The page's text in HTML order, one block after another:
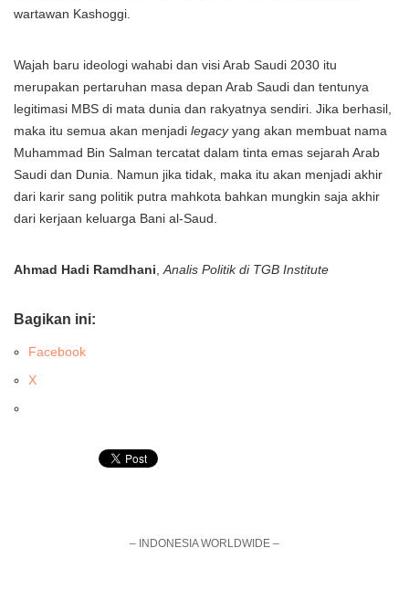
wartawan Kashoggi.
Wajah baru ideologi wahabi dan visi Arab Saudi 2030 itu
merupakan pertaruhan masa depan Arab Saudi dan tentunya
legitimasi MBS di mata dunia dan rakyatnya sendiri. Jika berhasil,
maka itu semua akan menjadi legacyyang akan membuat nama
Muhammad Bin Salman tercatat dalam tinta emas sejarah Arab
Saudi dan Dunia. Namun jika tidak, maka itu akan menjadi akhir
dari karir sang politik putra mahkota bahkan mungkin saja akhir
dari kerjaan keluarga Bani al-Saud.
Ahmad Hadi Ramdhani Analis Politik di TGB Institute
Bagikan ini:
Facebook
X
– INDONESIA WORLDWIDE –